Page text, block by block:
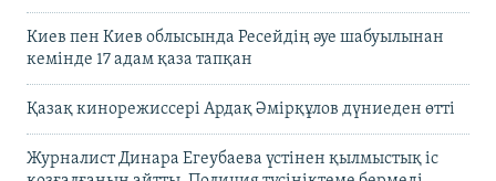
Киев пен Киев облысында Ресейдің әуе шабуылынан
кемінде 17 адам қаза тапқан
Қазақ кинорежиссері Ардақ Әмірқұлов дүниеден өтті
Журналист Динара Егеубаева үстінен қылмыстық іс